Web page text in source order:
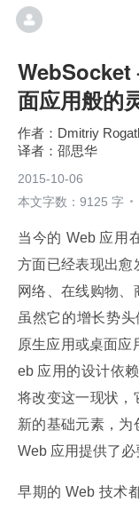
面应用般的
Dmitriy
邵思华
2015-10-06
本文字数：9125 字
当今的 Web 应用
方面已经表现出愈
网络、在线购物、
虽然它的增长势
原生应用或桌面应
eb 应用的设计依
将改变这一现状，
新的基础元素，为
Web 应用提供了必
早期的 Web 技术